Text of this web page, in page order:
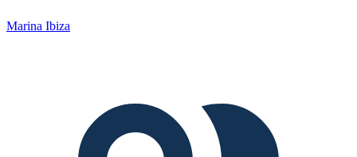
Marina Ibiza